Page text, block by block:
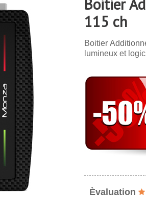
Boitier
115 ch
Boitier
lumineux et
Èvaluation